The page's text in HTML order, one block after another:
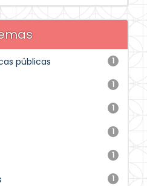
1
públicas
1
1
1
1
1